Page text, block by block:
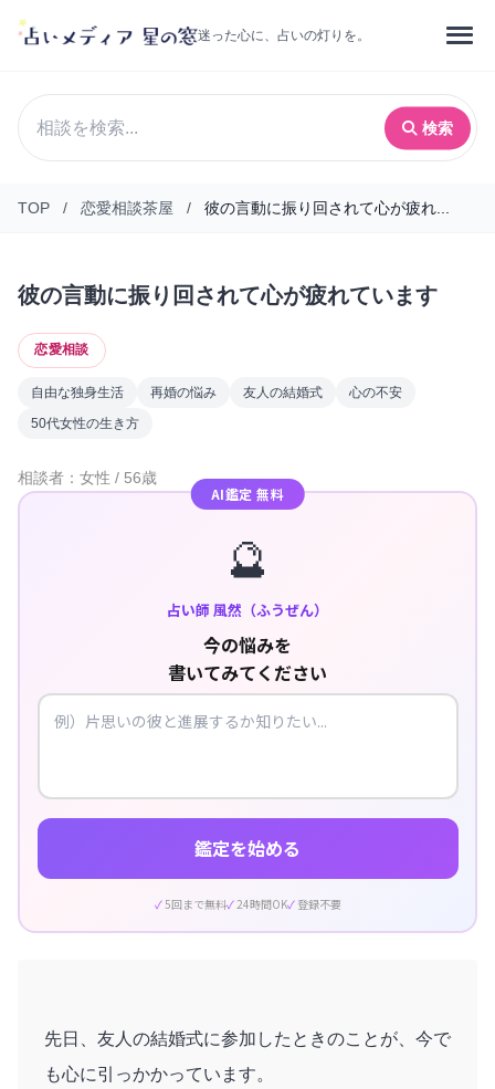
迷った心に、占いの灯りを。
検索
TOP / 恋愛相談茶屋 / 彼の言動に振り回されて心が疲れ...
彼の言動に振り回されて心が疲れています
恋愛相談
自由な独身生活 再婚の悩み 友人の結婚式
心の不安
50代女性の生き方
相談者：女性 / 56歳
AI鑑定 無料
🔮
占い師 風然（ふうぜん）
今の悩みを
書いてみてください
鑑定を始める
5回まで無料 24時間OK 登録不要
先日、友人の結婚式に参加したときのことが、今で
も心に引っかかっています。